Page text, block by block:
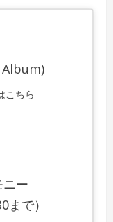
こちら
ー
で）